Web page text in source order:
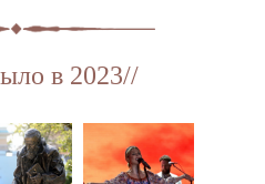
в 2023//